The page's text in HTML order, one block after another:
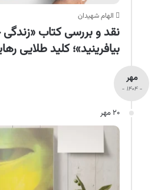
الهام شهیدان
نقد و بررسی کتاب «زندگی
بیافرینید»؛ کلید طلایی
مهر
- ۱۴۰۴ -
۲۰ مهر